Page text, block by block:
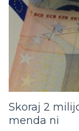
Skoraj 2
menda ni